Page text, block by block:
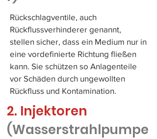
Rückschlagventile, auch
Rückflussverhinderer genannt,
stellen sicher, dass ein Medium nur in
eine vordefinierte Richtung fließen
kann. Sie schützen so Anlagenteile
vor Schäden durch ungewollten
Rückfluss und Kontamination.
2. Injektoren
(Wasserstrahlpumpe